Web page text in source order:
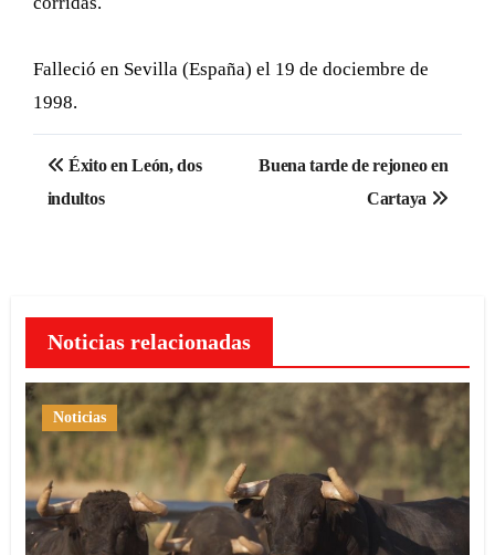
Falleció en Sevilla (España) el 19 de dociembre de
1998.
Navegación
de
Éxito en León, dos
indultos
Buena tarde de rejoneo en
Cartaya
Noticias relacionadas
Noticias